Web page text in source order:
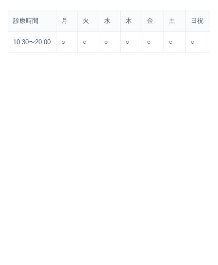
診療時間 月 火 水 木 金 土 日祝
10:30〜20:00 ○ ○ ○ ○ ○ ○ ○